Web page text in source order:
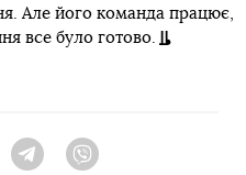
Але його команда працює,
все було готово.
Telegram